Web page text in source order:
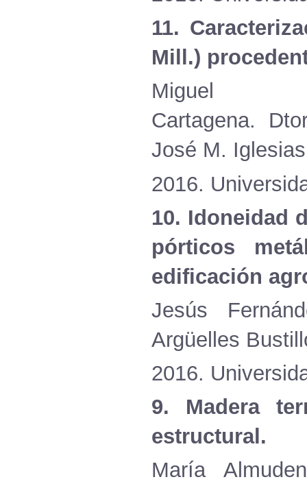
11.
Mill.)
Cartagena.
José M.
2016.
10. Idoneidad
pórticos
edificación
Jesús
Argüelles
2016.
9. Madera
estructural .
María